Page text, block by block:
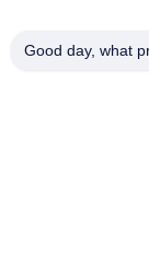
Good day, what